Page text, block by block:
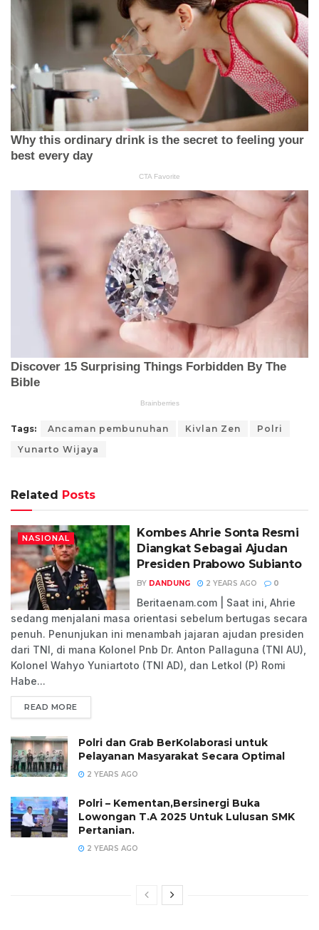
Tags: Ancaman pembunuhan Kivlan Zen
Polri
Yunarto Wijaya
Related Posts
NASIONAL
Kombes Ahrie Sonta Resmi
Diangkat Sebagai Ajudan
Presiden Prabowo Subianto
BY DANDUNG 2 YEARS AGO 0
Beritaenam.com | Saat ini, Ahrie
sedang menjalani masa orientasi sebelum bertugas secara
penuh. Penunjukan ini menambah jajaran ajudan presiden
dari TNI, di mana Kolonel Pnb Dr. Anton Pallaguna (TNI AU),
Kolonel Wahyo Yuniartoto (TNI AD), dan Letkol (P) Romi
Habe...
READ MORE
Polri dan Grab BerKolaborasi untuk
Pelayanan Masyarakat Secara Optimal
2 YEARS AGO
Polri – Kementan,Bersinergi Buka
Lowongan T.A 2025 Untuk Lulusan SMK
Pertanian.
2 YEARS AGO